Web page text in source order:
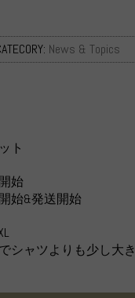
News & Topics
ト
始
始&発送開始
シャツよりも少し大